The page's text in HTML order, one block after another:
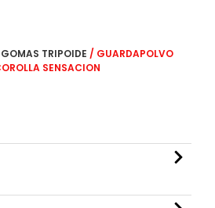
GOMAS TRIPOIDE / GUARDAPOLVO
SENSACION